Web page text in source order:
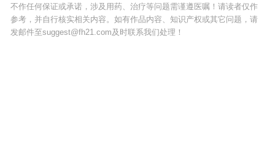
不作任何保证或承诺，涉及用药、治疗等问题需谨遵医嘱！请读者仅作
参考，并自行核实相关内容。如有作品内容、知识产权或其它问题，请
发邮件至suggest@fh21.com及时联系我们处理！